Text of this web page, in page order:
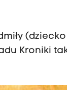
Kroniki